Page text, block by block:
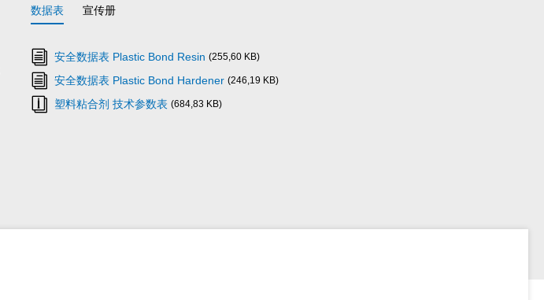
数据表 宣传册
安全数据表 Plastic Bond Resin (255,60 KB)
安全数据表 Plastic Bond Hardener (246,19 KB)
塑料粘合剂 技术参数表 (684,83 KB)